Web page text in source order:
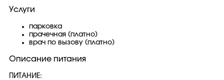
Услуги
парковка
прачечная (платно)
врач по вызову (платно)
Описание питания
ПИТАНИЕ: